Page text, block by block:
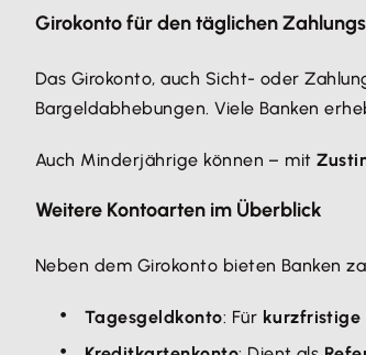
Girokonto für den täglichen
Das Girokonto, auch Sicht- oder
Bargeldabhebungen. Viele Banken
Auch Minderjährige können – mit
Weitere Kontoarten im Überblick
Neben dem Girokonto bieten Banken
Tagesgeldkonto: Für kurzfristige